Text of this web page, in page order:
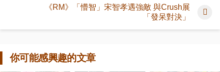
《RM》「懵智」宋智孝遇強敵 與Crush展
「發呆對決」
你可能感興趣的文章